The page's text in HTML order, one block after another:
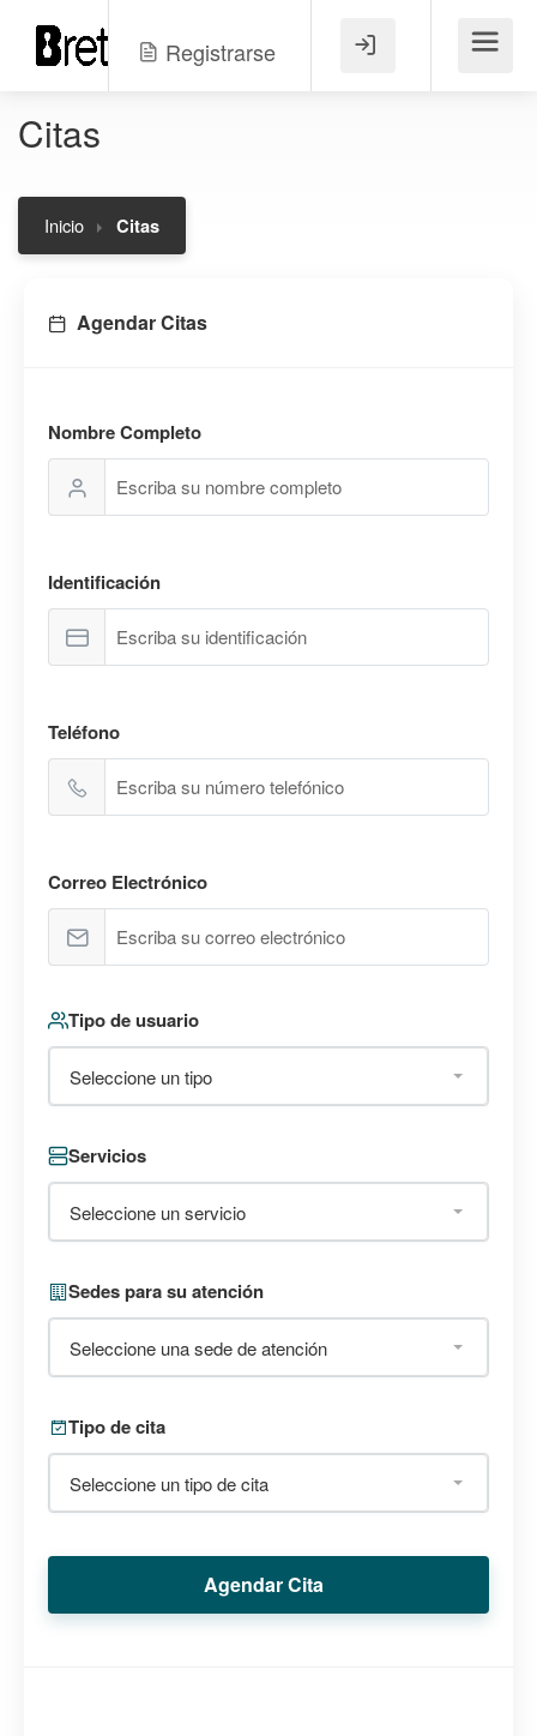
Registrarse Menú
Citas
Inicio Citas
Agendar Citas
Nombre Completo
Identificación
Teléfono
Correo Electrónico
Tipo de usuario
Seleccione un tipo
Servicios
Seleccione un servicio
Sedes para su atención
Seleccione una sede de atención
Tipo de cita
Seleccione un tipo de cita
Agendar Cita